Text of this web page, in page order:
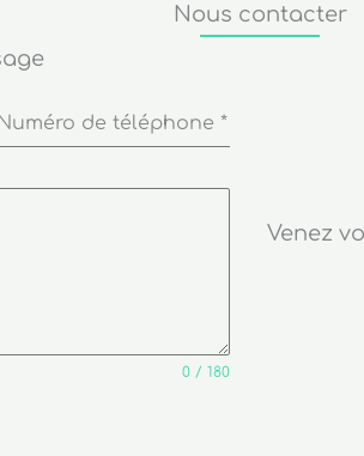
Nous contacter
Numéro de téléphone *
0 / 180
Venez